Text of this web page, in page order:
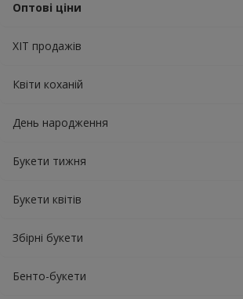
Оптові ціни
ХІТ продажів
Квіти коханій
День народження
Букети тижня
Букети квітів
Збірні букети
Бенто-букети